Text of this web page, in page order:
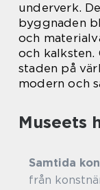
underverk.
byggnaden
och
och kalksten.
staden på
modern och
Museets
Samtida
från